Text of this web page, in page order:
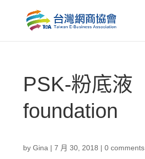
PSK-粉底液
foundation
by Gina | 7 月 30, 2018 | 0 comments